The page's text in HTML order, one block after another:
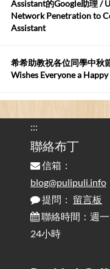
這篇WinXP公用電腦安裝
您好,首先肯定感謝您造福
Assistant的Google助理 /
Network Penetration to
Assistant
希希助教祝各位同學中秋
Wishes Everyone a
的問題 / Are You Tired of
Attention to Glare Than
為何桌前打字總是腰痠背
對人體工學的影響 / The
Ergonomics: Why Does
行動網路無法連線？三星
/ Mobile Network Not
:::
聯絡布丁
信箱：
blog@pulipuli.info
提問： 留言板
聯絡時間：週一
24小時